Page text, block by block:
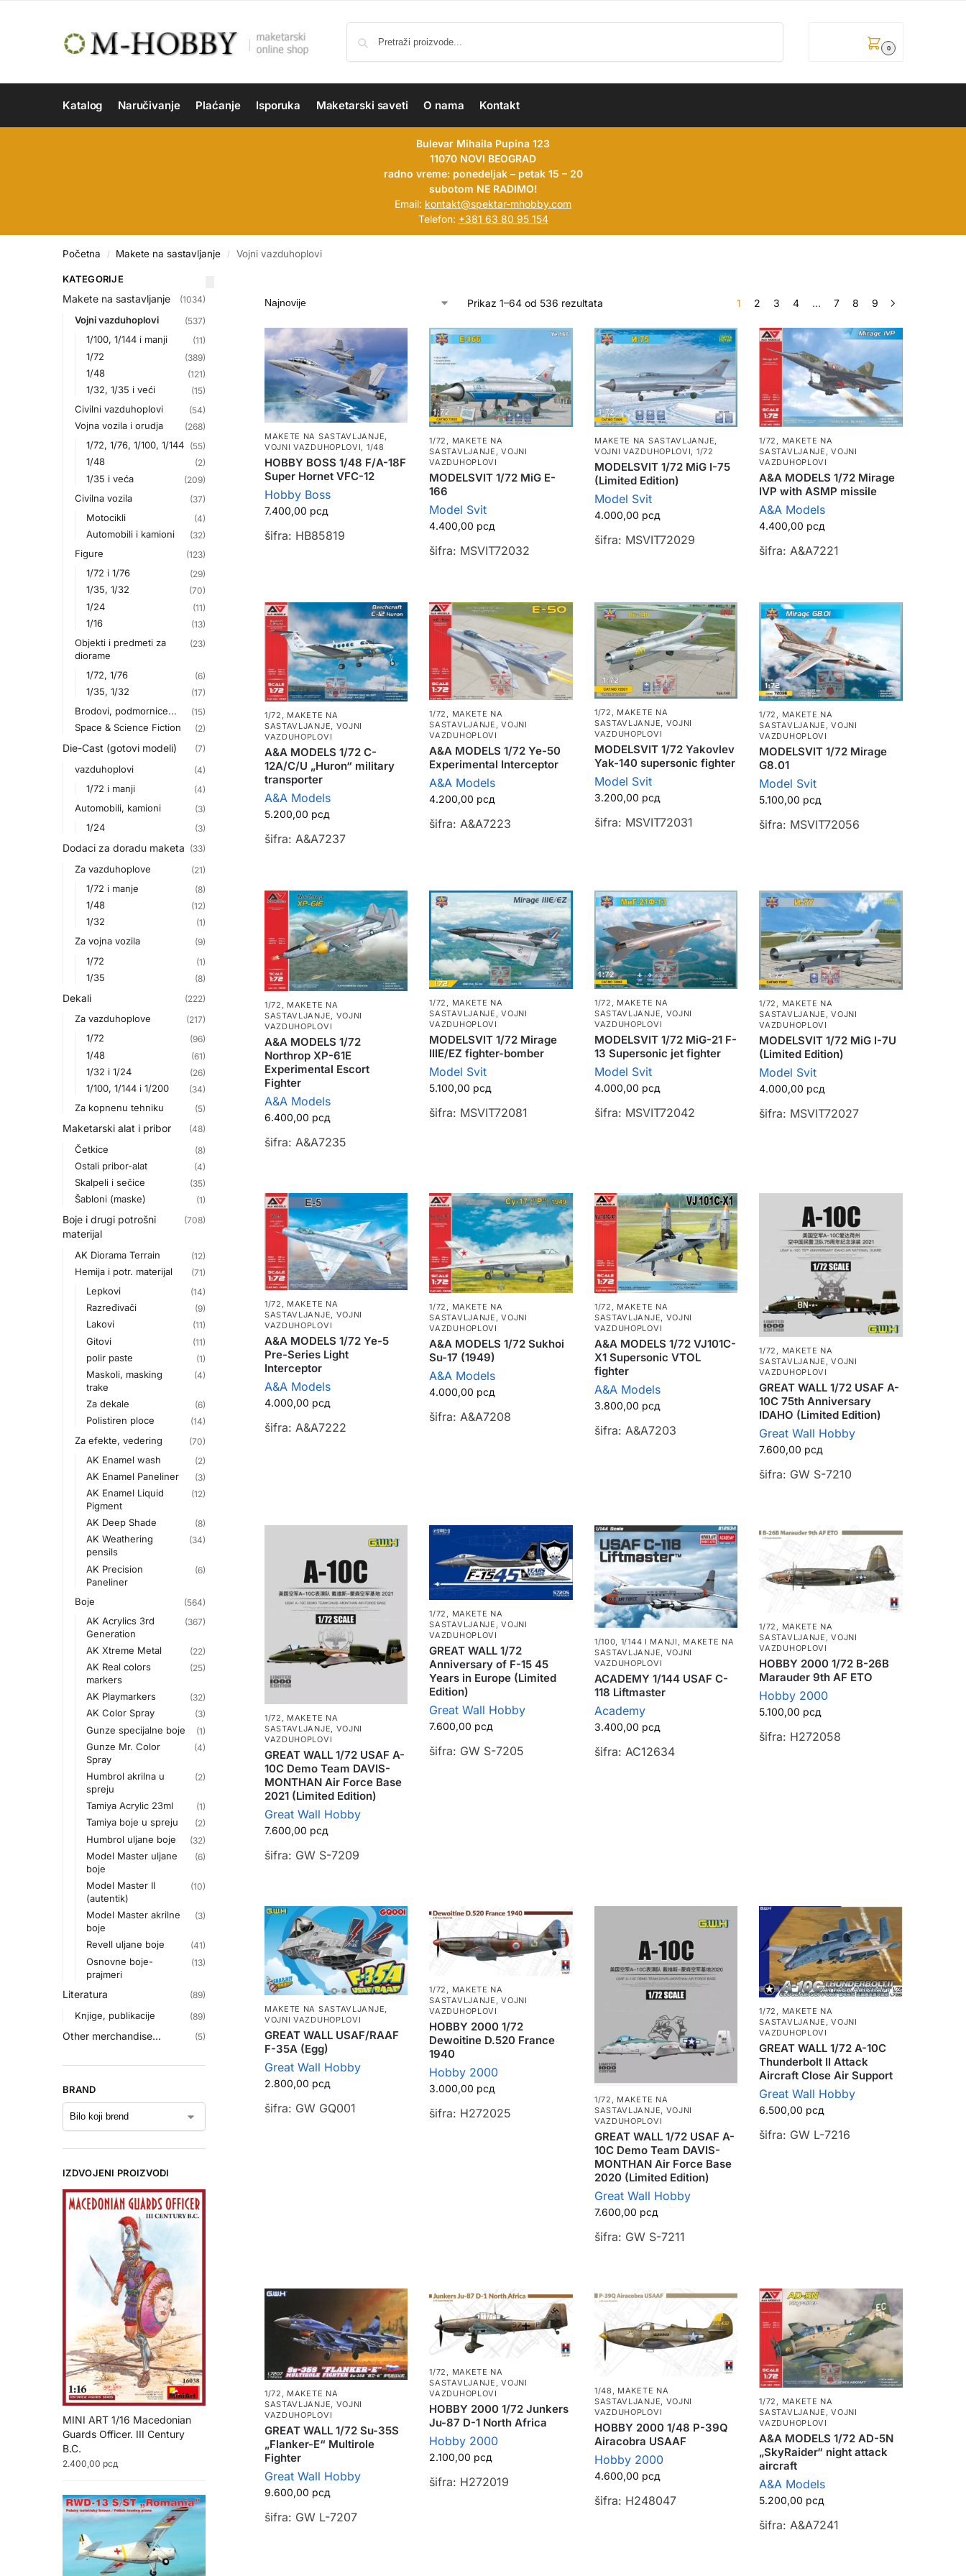
0
Katalog Naručivanje Plaćanje Isporuka Maketarski saveti O nama Kontakt
Bulevar Mihaila Pupina 123
11070 NOVI BEOGRAD
radno vreme: ponedeljak – petak 15 – 20
subotom NE RADIMO!
Email: kontakt@spektar-mhobby.com
Telefon: +381 63 80 95 154
Početna / Makete na sastavljanje / Vojni vazduhoplovi
Prikaz 1–64 od 536 rezultata 1 2 3 4 … 7 8 9
MAKETE NA SASTAVLJANJE,
VOJNI VAZDUHOPLOVI, 1/48
HOBBY BOSS 1/48 F/A-18F
Super Hornet VFC-12
Hobby Boss
7.400,00 рсд
šifra: HB85819
1/72
MAKETE NA
SASTAVLJANJE
,VOJNI
VAZDUHOPLOVI
MODELSVIT 1/72 MiG E-
166
Model Svit
4.400,00 рсд
šifra: MSVIT72032
MAKETE NA SASTAVLJANJE
VOJNI VAZDUHOPLOVI
1/72
MODELSVIT 1/72 MiG I-75
(Limited Edition)
Model Svit
4.000,00 рсд
šifra: MSVIT72029
1/72 , MAKETE NA
SASTAVLJANJE ,VOJNI
VAZDUHOPLOVI
A&A MODELS 1/72 Mirage
IVP with ASMP missile
A&A Models
4.400,00 рсд
šifra: A&A7221
1/72 , MAKETE NA
SASTAVLJANJE, VOJNI
VAZDUHOPLOVI
A&A MODELS 1/72 C-
12A/C/U „Huron“ military
transporter
A&A Models
5.200,00 рсд
šifra: A&A7237
1/72 , MAKETE NA
SASTAVLJANJE ,VOJNI
VAZDUHOPLOVI
A&A MODELS 1/72 Ye-50
Experimental Interceptor
A&A Models
4.200,00 рсд
šifra: A&A7223
1/72 , MAKETE NA
SASTAVLJANJE, VOJNI
VAZDUHOPLOVI
MODELSVIT 1/72 Yakovlev
Yak-140 supersonic fighter
Model Svit
3.200,00 рсд
šifra: MSVIT72031
1/72
MAKETE NA
SASTAVLJANJE
,VOJNI
VAZDUHOPLOVI
MODELSVIT 1/72 Mirage
G8.01
Model Svit
5.100,00 рсд
šifra: MSVIT72056
1/72 , MAKETE NA
SASTAVLJANJE, VOJNI
VAZDUHOPLOVI
A&A MODELS 1/72
Northrop XP-61E
Experimental Escort
Fighter
A&A Models
6.400,00 рсд
šifra: A&A7235
1/72 , MAKETE NA
SASTAVLJANJE ,VOJNI
VAZDUHOPLOVI
MODELSVIT 1/72 Mirage
IIIE/EZ fighter-bomber
Model Svit
5.100,00 рсд
šifra: MSVIT72081
1/72 , MAKETE NA
SASTAVLJANJE, VOJNI
VAZDUHOPLOVI
MODELSVIT 1/72 MiG-21 F-
13 Supersonic jet fighter
Model Svit
4.000,00 рсд
šifra: MSVIT72042
1/72 , MAKETE NA
SASTAVLJANJE ,VOJNI
VAZDUHOPLOVI
MODELSVIT 1/72 MiG I-7U
(Limited Edition)
Model Svit
4.000,00 рсд
šifra: MSVIT72027
1/72
MAKETE NA
SASTAVLJANJE
VOJNI
VAZDUHOPLOVI
A&A MODELS 1/72 Ye-5
Pre-Series Light
Interceptor
A&A Models
4.000,00 рсд
šifra: A&A7222
1/72 , MAKETE NA
SASTAVLJANJE ,VOJNI
VAZDUHOPLOVI
A&A MODELS 1/72 Sukhoi
Su-17 (1949)
A&A Models
4.000,00 рсд
šifra: A&A7208
1/72
MAKETE NA
SASTAVLJANJE
VOJNI
VAZDUHOPLOVI
A&A MODELS 1/72 VJ101C-
X1 Supersonic VTOL
fighter
A&A Models
3.800,00 рсд
šifra: A&A7203
1/72
MAKETE NA
SASTAVLJANJE
,VOJNI
VAZDUHOPLOVI
GREAT WALL 1/72 USAF A-
10C 75th Anniversary
IDAHO (Limited Edition)
Great Wall Hobby
7.600,00 рсд
šifra: GW S-7210
1/72 , MAKETE NA
SASTAVLJANJE, VOJNI
VAZDUHOPLOVI
GREAT WALL 1/72 USAF A-
10C Demo Team DAVIS-
MONTHAN Air Force Base
2021 (Limited Edition)
Great Wall Hobby
7.600,00 рсд
šifra: GW S-7209
1/72 , MAKETE NA
SASTAVLJANJE ,VOJNI
VAZDUHOPLOVI
GREAT WALL 1/72
Anniversary of F-15 45
Years in Europe (Limited
Edition)
Great Wall Hobby
7.600,00 рсд
šifra: GW S-7205
1/100, 1/144 I MANJI , MAKETE NA
SASTAVLJANJE, VOJNI
VAZDUHOPLOVI
ACADEMY 1/144 USAF C-
118 Liftmaster
Academy
3.400,00 рсд
šifra: AC12634
1/72 , MAKETE NA
SASTAVLJANJE ,VOJNI
VAZDUHOPLOVI
HOBBY 2000 1/72 B-26B
Marauder 9th AF ETO
Hobby 2000
5.100,00 рсд
šifra: H272058
MAKETE NA SASTAVLJANJE,
VOJNI VAZDUHOPLOVI
GREAT WALL USAF/RAAF
F-35A (Egg)
Great Wall Hobby
2.800,00 рсд
šifra: GW GQ001
1/72 , MAKETE NA
SASTAVLJANJE ,VOJNI
VAZDUHOPLOVI
HOBBY 2000 1/72
Dewoitine D.520 France
1940
Hobby 2000
3.000,00 рсд
šifra: H272025
1/72 , MAKETE NA
SASTAVLJANJE, VOJNI
VAZDUHOPLOVI
GREAT WALL 1/72 USAF A-
10C Demo Team DAVIS-
MONTHAN Air Force Base
2020 (Limited Edition)
Great Wall Hobby
7.600,00 рсд
šifra: GW S-7211
1/72 , MAKETE NA
SASTAVLJANJE ,VOJNI
VAZDUHOPLOVI
GREAT WALL 1/72 A-10C
Thunderbolt II Attack
Aircraft Close Air Support
Great Wall Hobby
6.500,00 рсд
šifra: GW L-7216
1/72 , MAKETE NA
SASTAVLJANJE, VOJNI
VAZDUHOPLOVI
GREAT WALL 1/72 Su-35S
„Flanker-E“ Multirole
Fighter
Great Wall Hobby
9.600,00 рсд
šifra: GW L-7207
1/72 , MAKETE NA
SASTAVLJANJE ,VOJNI
VAZDUHOPLOVI
HOBBY 2000 1/72 Junkers
Ju-87 D-1 North Africa
Hobby 2000
2.100,00 рсд
šifra: H272019
1/48 , MAKETE NA
SASTAVLJANJE, VOJNI
VAZDUHOPLOVI
HOBBY 2000 1/48 P-39Q
Airacobra USAAF
Hobby 2000
4.600,00 рсд
šifra: H248047
1/72 , MAKETE NA
SASTAVLJANJE ,VOJNI
VAZDUHOPLOVI
A&A MODELS 1/72 AD-5N
„SkyRaider“ night attack
aircraft
A&A Models
5.200,00 рсд
šifra: A&A7241
KATEGORIJE
Makete na sastavljanje (1034)
Vojni vazduhoplovi (537)
1/100, 1/144 i manji (11)
1/72 (389)
1/48 (121)
1/32, 1/35 i veći (15)
Civilni vazduhoplovi (54)
Vojna vozila i orudja (268)
1/72, 1/76, 1/100, 1/144 (55)
1/48 (2)
1/35 i veća (209)
Civilna vozila (37)
Motocikli (4)
Automobili i kamioni (32)
Figure (123)
1/72 i 1/76 (29)
1/35, 1/32 (70)
1/24 (11)
1/16 (13)
Objekti i predmeti za
diorame
(23)
1/72, 1/76 (6)
1/35, 1/32 (17)
Brodovi, podmornice... (15)
Space & Science Fiction (2)
Die-Cast (gotovi modeli) (7)
vazduhoplovi (4)
1/72 i manji (4)
Automobili, kamioni (3)
1/24 (3)
Dodaci za doradu maketa (33)
Za vazduhoplove (21)
1/72 i manje (8)
1/48 (12)
1/32 (1)
Za vojna vozila (9)
1/72 (1)
1/35 (8)
Dekali (222)
Za vazduhoplove (217)
1/72 (96)
1/48 (61)
1/32 i 1/24 (26)
1/100, 1/144 i 1/200 (34)
Za kopnenu tehniku (5)
Maketarski alat i pribor (48)
Četkice (8)
Ostali pribor-alat (4)
Skalpeli i sečice (35)
Šabloni (maske) (1)
Boje i drugi potrošni
materijal
(708)
AK Diorama Terrain (12)
Hemija i potr. materijal (71)
Lepkovi (14)
Razređivači (9)
Lakovi (11)
Gitovi (11)
polir paste (1)
Maskoli, masking
trake
(4)
Za dekale (6)
Polistiren ploce (14)
Za efekte, vedering (70)
AK Enamel wash (2)
AK Enamel Paneliner (3)
AK Enamel Liquid
Pigment
(12)
AK Deep Shade (8)
AK Weathering
pensils
(34)
AK Precision
Paneliner
(6)
Boje (564)
AK Acrylics 3rd
Generation
(367)
AK Xtreme Metal (22)
AK Real colors
markers
(25)
AK Playmarkers (32)
AK Color Spray (3)
Gunze specijalne boje (1)
Gunze Mr. Color
Spray
(4)
Humbrol akrilna u
spreju
(2)
Tamiya Acrylic 23ml (1)
Tamiya boje u spreju (2)
Humbrol uljane boje (32)
Model Master uljane
boje
(6)
Model Master II
(autentik)
(10)
Model Master akrilne
boje
(3)
Revell uljane boje (41)
Osnovne boje-
prajmeri
(13)
Literatura (89)
Knjige, publikacije (89)
Other merchandise... (5)
BRAND
IZDVOJENI PROIZVODI
MINI ART 1/16 Macedonian
Guards Officer. III Century
B.C.
2.400,00 рсд